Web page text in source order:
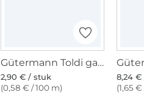
Gütermann Toldi garen, 500 m donkerblauw
2,90 € / stuk
(0,58 € / 100 m)
8,24
(1,65